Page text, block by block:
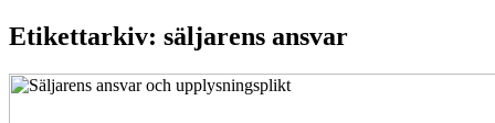
Etikettarkiv: säljarens ansvar